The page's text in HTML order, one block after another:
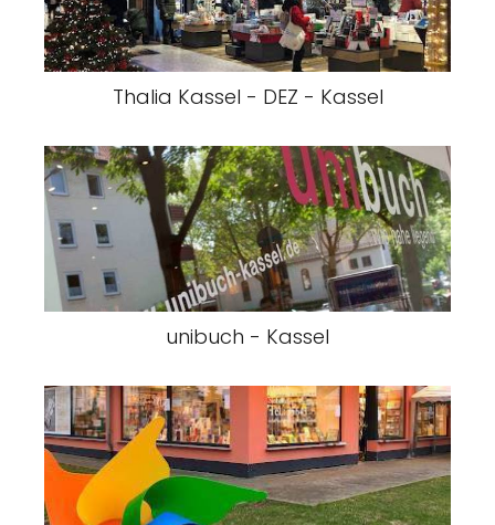
Thalia Kassel - DEZ - Kassel
unibuch - Kassel